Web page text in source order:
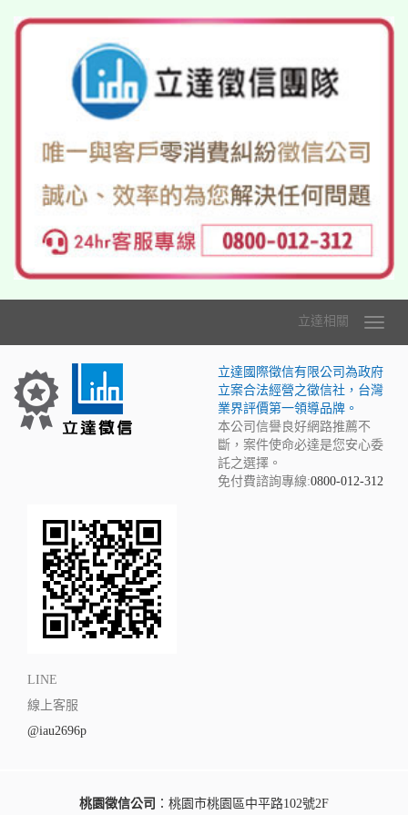
立達相關
立達國際徵信有限公司為政府
立案合法經營之徵信社，台灣
業界評價第一領導品牌。
本公司信譽良好網路推薦不
斷，案件使命必達是您安心委
託之選擇。
免付費諮詢專線:0800-012-312
LINE
線上客服
@iau2696p
桃園徵信公司 ：桃園市桃園區中平路102號2F